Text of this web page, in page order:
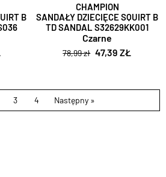
B
CHAMPION
SANDAŁY DZIECIĘCE SQUIRT B
TD SANDAL S32629KK001
Czarne
78,99 zł 47,39 ZŁ
3 4 Następny »